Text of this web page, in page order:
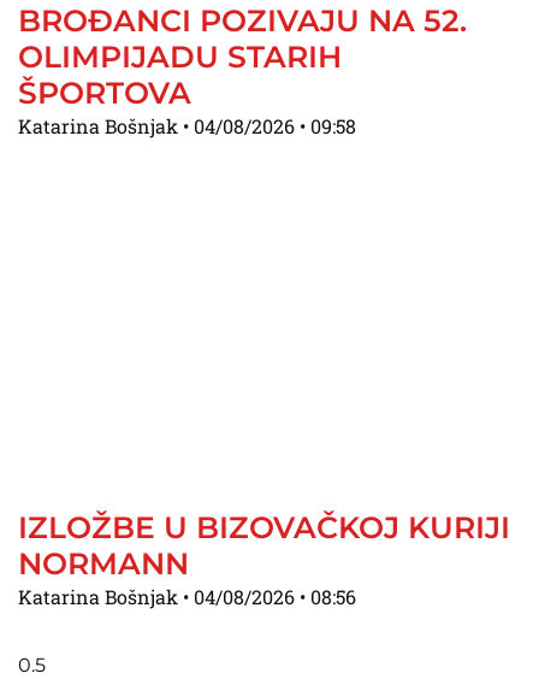
BROĐANCI POZIVAJU NA 52.
OLIMPIJADU STARIH
ŠPORTOVA
Katarina Bošnjak 04/08/2026 09:58
IZLOŽBE U BIZOVAČKOJ KURIJI
NORMANN
Katarina Bošnjak 04/08/2026 08:56